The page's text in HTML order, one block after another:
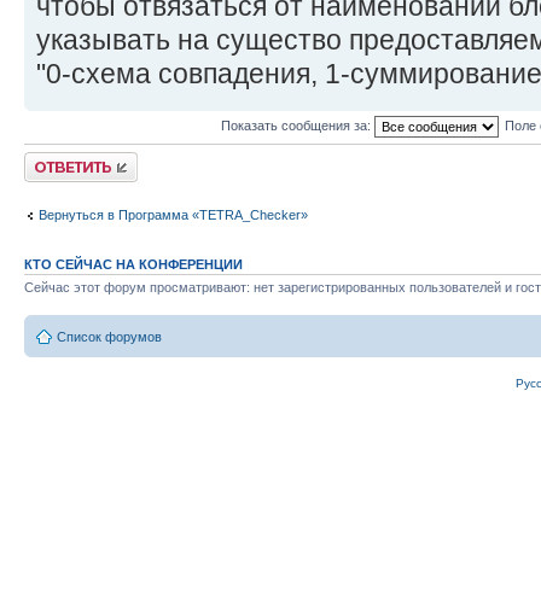
чтобы отвязаться от наименований
указывать на существо
"0-схема совпадения, 1-
Показать сообщения за: Поле
Ответить
Вернуться в Программа «TETRA_Checker»
КТО СЕЙЧАС НА КОНФЕРЕНЦИИ
Сейчас этот форум просматривают: нет зарегистрированных пользователей и
Список форумов